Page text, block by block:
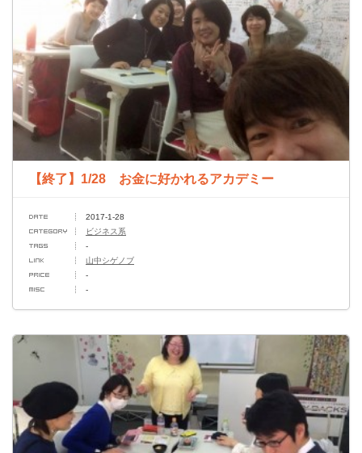
【終了】1/28 お金に好かれるアカデミー
2017-1-28
ビジネス系
-
山中シゲノブ
-
-